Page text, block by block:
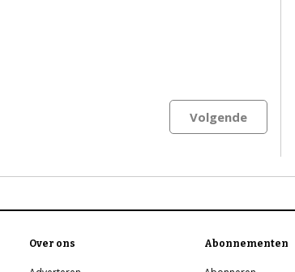
Volgende
Over ons Abonnementen